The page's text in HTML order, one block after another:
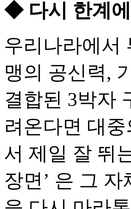
◆ 다시 한계
우리나라에서
맹의 공신력,
결합된 3박자
려온다면 대
서 제일 잘 뛰
장면’ 은 그